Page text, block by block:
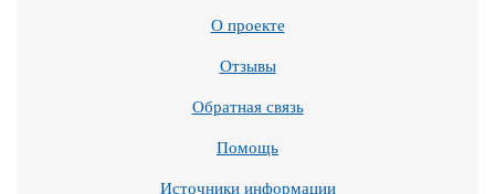
О проекте
Отзывы
Обратная связь
Помощь
Источники информации